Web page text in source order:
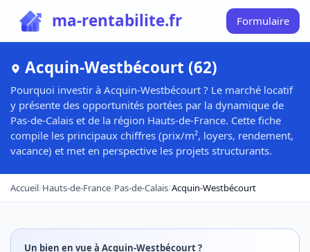
ma-rentabilite.fr Formulaire
Acquin-Westbécourt (62)
Pourquoi investir à Acquin-Westbécourt ? Le marché locatif
y présente des opportunités portées par la dynamique de
Pas-de-Calais et de la région Hauts-de-France. Cette fiche
compile les principaux chiffres (prix/m², loyers, rendement,
vacance) et met en perspective les projets structurants.
Accueil/Hauts-de-France/Pas-de-Calais/Acquin-Westbécourt
Un bien en vue à Acquin-Westbécourt ?